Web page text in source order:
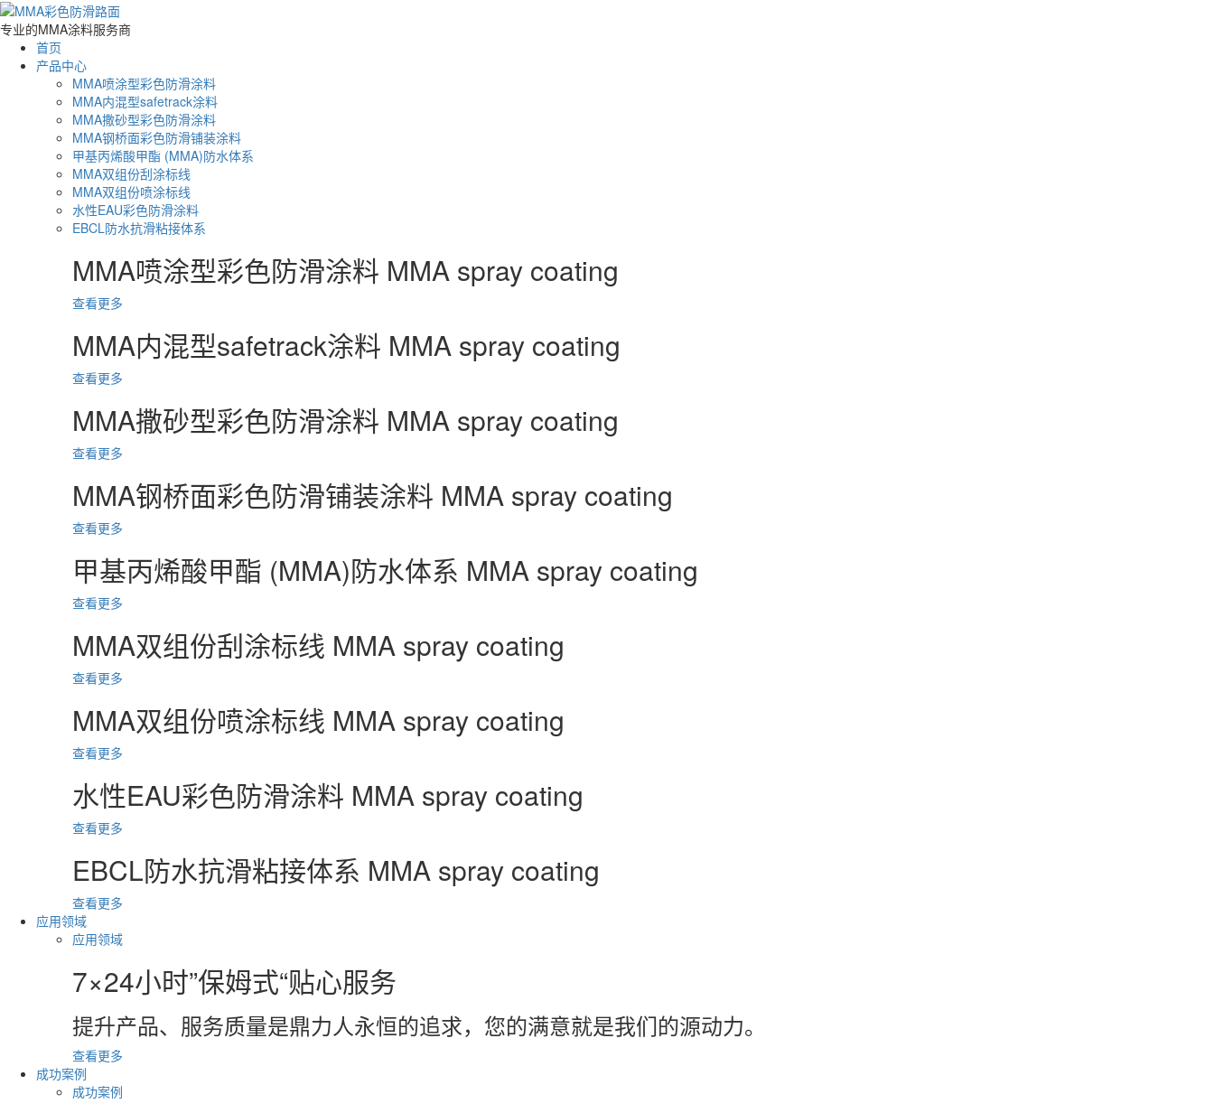
专业的MMA涂料服务商
首页
产品中心
MMA喷涂型彩色防滑涂料
MMA内混型safetrack涂料
MMA撒砂型彩色防滑涂料
MMA钢桥面彩色防滑铺装涂料
甲基丙烯酸甲酯 (MMA)防水体系
MMA双组份刮涂标线
MMA双组份喷涂标线
水性EAU彩色防滑涂料
EBCL防水抗滑粘接体系
MMA喷涂型彩色防滑涂料 MMA spray coating
查看更多
MMA内混型safetrack涂料 MMA spray coating
查看更多
MMA撒砂型彩色防滑涂料 MMA spray coating
查看更多
MMA钢桥面彩色防滑铺装涂料 MMA spray coating
查看更多
甲基丙烯酸甲酯 (MMA)防水体系 MMA spray coating
查看更多
MMA双组份刮涂标线 MMA spray coating
查看更多
MMA双组份喷涂标线 MMA spray coating
查看更多
水性EAU彩色防滑涂料 MMA spray coating
查看更多
EBCL防水抗滑粘接体系 MMA spray coating
查看更多
应用领域
应用领域
7×24小时”保姆式“贴心服务
提升产品、服务质量是鼎力人永恒的追求，您的满意就是我们的源动力。
查看更多
成功案例
成功案例